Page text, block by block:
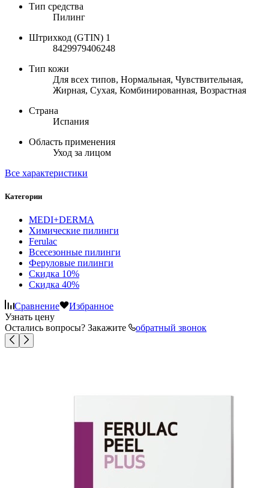
Тип средства
Пилинг
Штрихкод (GTIN) 1
8429979406248
Тип кожи
Для всех типов, Нормальная, Чувствительная,
Жирная, Сухая, Комбинированная, Возрастная
Страна
Испания
Область применения
Уход за лицом
Все характеристики
Категории
MEDI+DERMA
Химические пилинги
Ferulac
Всесезонные пилинги
Феруловые пилинги
Скидка 10%
Скидка 40%
Сравнение
Избранное
Узнать цену
Остались вопросы? Закажите
обратный звонок